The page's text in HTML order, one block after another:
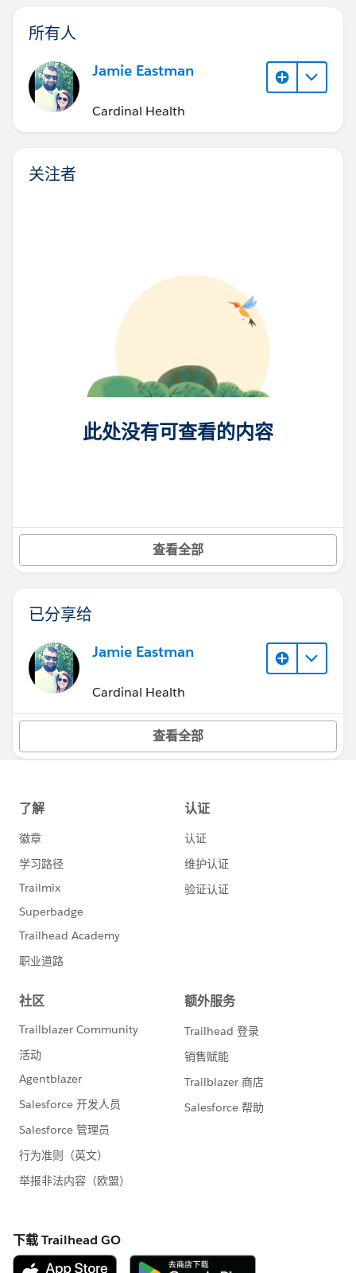
所有人
Jamie Eastman
Cardinal Health
关注者
此处没有可查看的内容
查看全部
已分享给
Jamie Eastman
Cardinal Health
查看全部